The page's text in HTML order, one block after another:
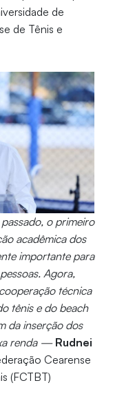
de
de Tênis e
o primeiro
acadêmica dos
importante para
Agora,
técnica
tênis e do beach
da inserção dos
renda — Rudnei
Cearense
(FCTBT)